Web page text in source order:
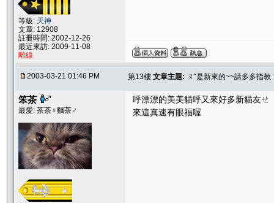
等級: 天神
文章: 12908
註冊時間: 2002-12-26
最近來訪: 2009-11-08
離線
2003-03-21 01:46 PM 第13樓 文章主題: ㄡˇ是新來的~~請多多指教
笨茶
最愛: 茶茶♀麵茶♂
呼漂漂的美美貓呼又來好多新貓友ㄝ
來這真速有眼福喔